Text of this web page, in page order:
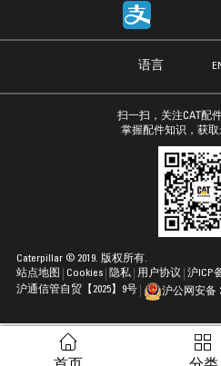
语言
扫一扫，关注CAT配
掌握配件知识，获取
站点地图 Cookies 隐私 用户协议
Caterpillar © 2019. 版权所有.
沪ICP
沪通信管自贸【2025】9号
沪公网安备